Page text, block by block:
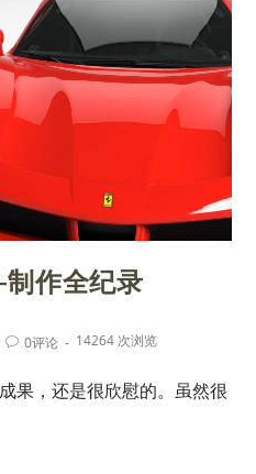
作全纪录
0评论 14264 次浏览
果，还是很欣慰的。虽然很